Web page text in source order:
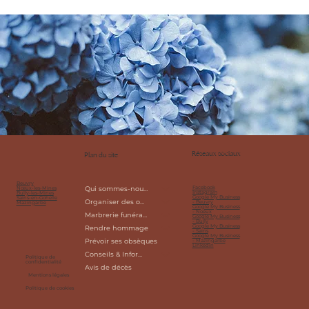
Beuvry
Nœux-les-Mines
Bully-les-Mines
Sains-en-Gohelle
Mazingarbe
Politique de
confidentialité
Mentions légales
Politique de cookies
Réseaux sociaux
Facebook
Instagram
Google My Business
- Beuvry
Google My Business
- Noeux
Google My Business
- Bully
Google My Business
- Sains
Google My Business
- Mazingarbe
Linkedin
Plan du site
Rendre hommage
Prévoir ses obsèques
Avis de décès